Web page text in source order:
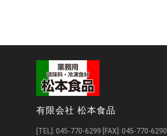
有限会社 松本食品
[TEL]: 045-770-6299 [FAX]: 045-770-6290